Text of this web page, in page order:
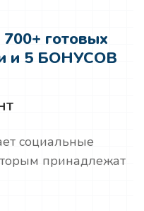
готовых
и 5 БОНУСОВ
социальные
принадлежат